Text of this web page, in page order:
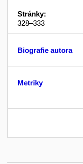
Stránky:
328–333
Biografie autora
Metriky